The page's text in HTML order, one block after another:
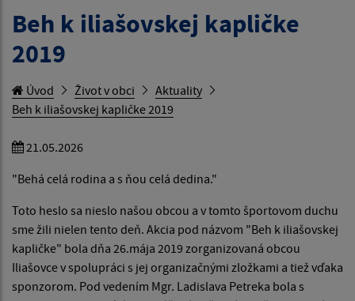
Beh k iliašovskej kapličke
2019
Úvod Život v obci
Aktuality
Beh k iliašovskej kapličke 2019
21.05.2026
"Behá celá rodina a s ňou celá dedina."
Toto heslo sa nieslo našou obcou a v tomto športovom duchu
sme žili nielen tento deň. Akcia pod názvom "Beh k iliašovskej
kapličke" bola dňa 26.mája 2019 zorganizovaná obcou
Iliašovce v spolupráci s jej organizačnými zložkami a tiež vďaka
sponzorom. Pod vedením Mgr. Ladislava Petreka bola s